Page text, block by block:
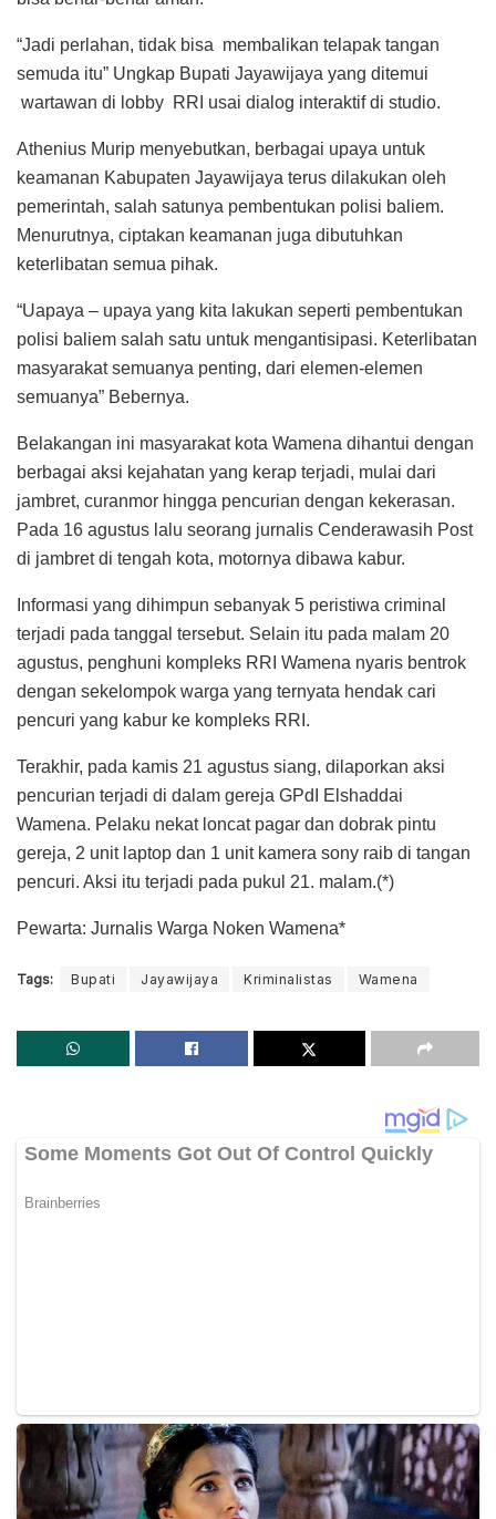
“Jadi perlahan, tidak bisa membalikan telapak tangan
semuda itu” Ungkap Bupati Jayawijaya yang ditemui
wartawan di lobby RRI usai dialog interaktif di studio.
Athenius Murip menyebutkan, berbagai upaya untuk
keamanan Kabupaten Jayawijaya terus dilakukan oleh
pemerintah, salah satunya pembentukan polisi baliem.
Menurutnya, ciptakan keamanan juga dibutuhkan
keterlibatan semua pihak.
“Uapaya – upaya yang kita lakukan seperti pembentukan
polisi baliem salah satu untuk mengantisipasi. Keterlibatan
masyarakat semuanya penting, dari elemen-elemen
semuanya” Bebernya.
Belakangan ini masyarakat kota Wamena dihantui dengan
berbagai aksi kejahatan yang kerap terjadi, mulai dari
jambret, curanmor hingga pencurian dengan kekerasan.
Pada 16 agustus lalu seorang jurnalis Cenderawasih Post
di jambret di tengah kota, motornya dibawa kabur.
Informasi yang dihimpun sebanyak 5 peristiwa criminal
terjadi pada tanggal tersebut. Selain itu pada malam 20
agustus, penghuni kompleks RRI Wamena nyaris bentrok
dengan sekelompok warga yang ternyata hendak cari
pencuri yang kabur ke kompleks RRI.
Terakhir, pada kamis 21 agustus siang, dilaporkan aksi
pencurian terjadi di dalam gereja GPdI Elshaddai
Wamena. Pelaku nekat loncat pagar dan dobrak pintu
gereja, 2 unit laptop dan 1 unit kamera sony raib di tangan
pencuri. Aksi itu terjadi pada pukul 21. malam.(*)
Pewarta: Jurnalis Warga Noken Wamena*
Tags: Bupati Jayawijaya Kriminalistas Wamena